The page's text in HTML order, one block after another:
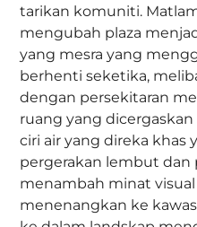
tarikan komuniti.
mengubah plaza
yang mesra yang
berhenti seketika,
dengan persekitaran
ruang yang
ciri air yang direka khas
pergerakan lembut dan
menambah minat
menenangkan ke